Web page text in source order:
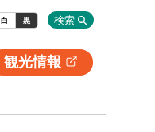
白 黒 検索
観光情報
別
ト